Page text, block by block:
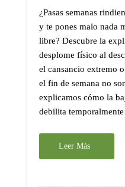
¿Pasas semanas
y te pones malo nada
libre? Descubre la
desplome físico al
el cansancio extremo
el fin de semana no
explicamos cómo la
debilita
Leer Más